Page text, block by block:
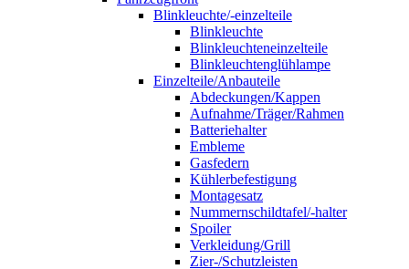
Blinkleuchte/-einzelteile
Blinkleuchte
Blinkleuchteneinzelteile
Blinkleuchtenglühlampe
Einzelteile/Anbauteile
Abdeckungen/Kappen
Aufnahme/Träger/Rahmen
Batteriehalter
Embleme
Gasfedern
Kühlerbefestigung
Montagesatz
Nummernschildtafel/-halter
Spoiler
Verkleidung/Grill
Zier-/Schutzleisten